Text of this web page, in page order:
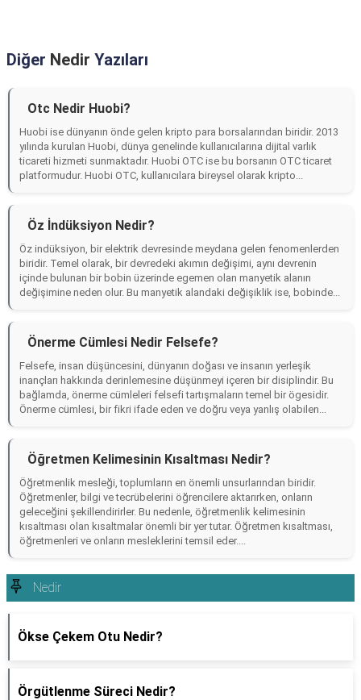
Diğer Nedir Yazıları
Otc Nedir Huobi?
Huobi ise dünyanın önde gelen kripto para borsalarından biridir. 2013
yılında kurulan Huobi, dünya genelinde kullanıcılarına dijital varlık
ticareti hizmeti sunmaktadır. Huobi OTC ise bu borsanın OTC ticaret
platformudur. Huobi OTC, kullanıcılara bireysel olarak kripto...
Öz İndüksiyon Nedir?
Öz indüksiyon, bir elektrik devresinde meydana gelen fenomenlerden
biridir. Temel olarak, bir devredeki akımın değişimi, aynı devrenin
içinde bulunan bir bobin üzerinde egemen olan manyetik alanın
değişimine neden olur. Bu manyetik alandaki değişiklik ise, bobinde...
Önerme Cümlesi Nedir Felsefe?
Felsefe, insan düşüncesini, dünyanın doğası ve insanın yerleşik
inançları hakkında derinlemesine düşünmeyi içeren bir disiplindir. Bu
bağlamda, önerme cümleleri felsefi tartışmaların temel bir ögesidir.
Önerme cümlesi, bir fikri ifade eden ve doğru veya yanlış olabilen...
Öğretmen Kelimesinin Kısaltması Nedir?
Öğretmenlik mesleği, toplumların en önemli unsurlarından biridir.
Öğretmenler, bilgi ve tecrübelerini öğrencilere aktarırken, onların
geleceğini şekillendirirler. Bu nedenle, öğretmenlik kelimesinin
kısaltması olan kısaltmalar önemli bir yer tutar. Öğretmen kısaltması,
öğretmenleri ve onların mesleklerini temsil eder....
Nedir
Ökse Çekem Otu Nedir?
Örgütlenme Süreci Nedir?